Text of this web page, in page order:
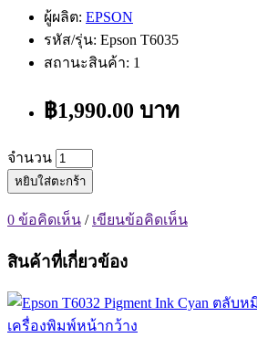
ผู้ผลิต: EPSON
รหัส/รุ่น: Epson T6035
สถานะสินค้า: 1
฿1,990.00 บาท
จำนวน
หยิบใส่ตะกร้า
0 ข้อคิดเห็น / เขียนข้อคิดเห็น
สินค้าที่เกี่ยวข้อง